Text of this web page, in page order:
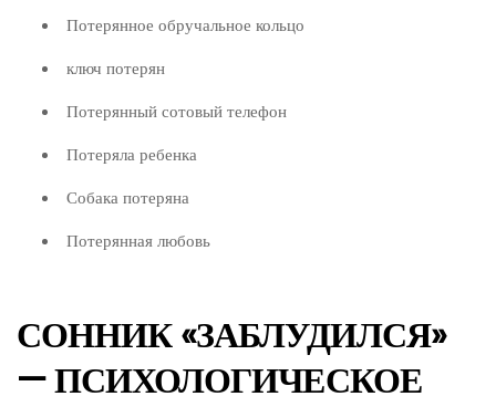
Потерянное обручальное кольцо
ключ потерян
Потерянный сотовый телефон
Потеряла ребенка
Собака потеряна
Потерянная любовь
СОННИК «ЗАБЛУДИЛСЯ»
— ПСИХОЛОГИЧЕСКОЕ